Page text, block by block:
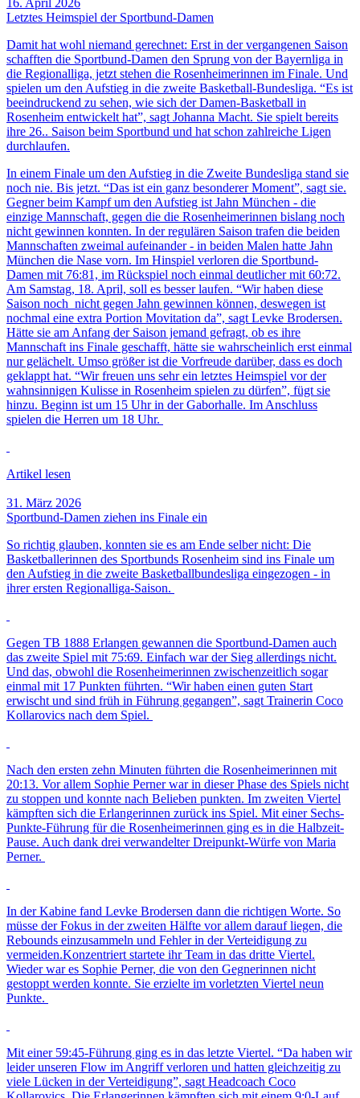
Letztes Heimspiel der Sportbund-Damen
Damit hat wohl niemand gerechnet: Erst in der vergangenen Saison
schafften die Sportbund-Damen den Sprung von der Bayernliga in
die Regionalliga, jetzt stehen die Rosenheimerinnen im Finale. Und
spielen um den Aufstieg in die zweite Basketball-Bundesliga. “Es ist
beeindruckend zu sehen, wie sich der Damen-Basketball in
Rosenheim entwickelt hat”, sagt Johanna Macht. Sie spielt bereits
ihre 26.. Saison beim Sportbund und hat schon zahlreiche Ligen
durchlaufen.
In einem Finale um den Aufstieg in die Zweite Bundesliga stand sie
noch nie. Bis jetzt. “Das ist ein ganz besonderer Moment”, sagt sie.
Gegner beim Kampf um den Aufstieg ist Jahn München - die
einzige Mannschaft, gegen die die Rosenheimerinnen bislang noch
nicht gewinnen konnten. In der regulären Saison trafen die beiden
Mannschaften zweimal aufeinander - in beiden Malen hatte Jahn
München die Nase vorn. Im Hinspiel verloren die Sportbund-
Damen mit 76:81, im Rückspiel noch einmal deutlicher mit 60:72.
Am Samstag, 18. April, soll es besser laufen. “Wir haben diese
Saison noch nicht gegen Jahn gewinnen können, deswegen ist
nochmal eine extra Portion Movitation da”, sagt Levke Brodersen.
Hätte sie am Anfang der Saison jemand gefragt, ob es ihre
Mannschaft ins Finale geschafft, hätte sie wahrscheinlich erst einmal
nur gelächelt. Umso größer ist die Vorfreude darüber, dass es doch
geklappt hat. “Wir freuen uns sehr ein letztes Heimspiel vor der
wahnsinnigen Kulisse in Rosenheim spielen zu dürfen”, fügt sie
hinzu. Beginn ist um 15 Uhr in der Gaborhalle. Im Anschluss
spielen die Herren um 18 Uhr.
Artikel lesen
31. März 2026
Sportbund-Damen ziehen ins Finale ein
So richtig glauben, konnten sie es am Ende selber nicht: Die
Basketballerinnen des Sportbunds Rosenheim sind ins Finale um
den Aufstieg in die zweite Basketballbundesliga eingezogen - in
ihrer ersten Regionalliga-Saison.
Gegen TB 1888 Erlangen gewannen die Sportbund-Damen auch
das zweite Spiel mit 75:69. Einfach war der Sieg allerdings nicht.
Und das, obwohl die Rosenheimerinnen zwischenzeitlich sogar
einmal mit 17 Punkten führten. “Wir haben einen guten Start
erwischt und sind früh in Führung gegangen”, sagt Trainerin Coco
Kollarovics nach dem Spiel.
Nach den ersten zehn Minuten führten die Rosenheimerinnen mit
20:13. Vor allem Sophie Perner war in dieser Phase des Spiels nicht
zu stoppen und konnte nach Belieben punkten. Im zweiten Viertel
kämpften sich die Erlangerinnen zurück ins Spiel. Mit einer Sechs-
Punkte-Führung für die Rosenheimerinnen ging es in die Halbzeit-
Pause. Auch dank drei verwandelter Dreipunkt-Würfe von Maria
Perner.
In der Kabine fand Levke Brodersen dann die richtigen Worte. So
müsse der Fokus in der zweiten Hälfte vor allem darauf liegen, die
Rebounds einzusammeln und Fehler in der Verteidigung zu
vermeiden.Konzentriert startete ihr Team in das dritte Viertel.
Wieder war es Sophie Perner, die von den Gegnerinnen nicht
gestoppt werden konnte. Sie erzielte im vorletzten Viertel neun
Punkte.
Mit einer 59:45-Führung ging es in das letzte Viertel. “Da haben wir
leider unseren Flow im Angriff verloren und hatten gleichzeitig zu
viele Lücken in der Verteidigung”, sagt Headcoach Coco